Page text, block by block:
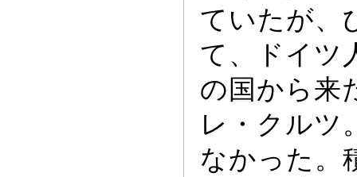
ていたが、
て、ドイツ
の国から来
レ・クルツ
なかっ た。